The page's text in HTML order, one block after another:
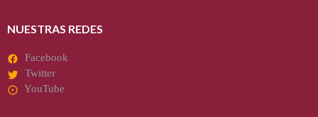
NUESTRAS REDES
Facebook
Twitter
YouTube